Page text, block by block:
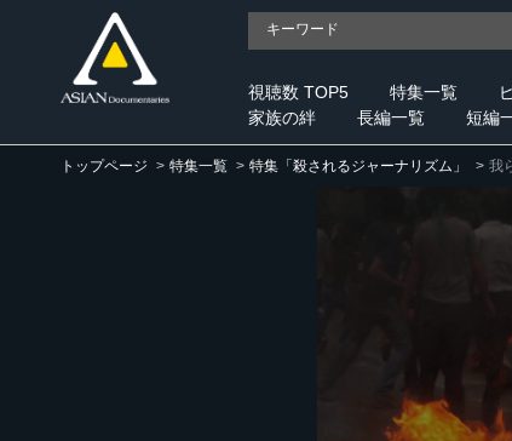
視聴数 TOP5 特集一覧
家族の絆
長編一覧 短編
トップページ 特集一覧 特集「殺されるジャーナリズム」 我